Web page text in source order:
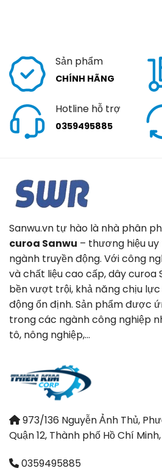
Sản phẩm
CHÍNH HÃNG
Hotline hỗ trợ
0359495885
Sanwu.vn tự hào là nhà phân
curoa Sanwu – thương hiệu
ngành truyền động. Với công
và chất liệu cao cấp, dây curoa
bền vượt trội, khả năng chịu
động ổn định. Sản phẩm được
trong các ngành công nghiệp
tô, nông nghiệp,…
973/136 Nguyễn Ảnh Thủ,
Quận 12, Thành phố Hồ Chí
0359495885